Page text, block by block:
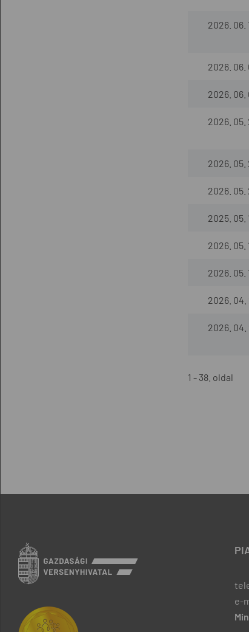
2026. 06.
2026. 06.
2026. 06.
2026. 05.
2026. 05.
2026. 05.
2025. 05.
2026. 05.
2026. 05.
2026. 04.
2026. 04.
1 - 38. oldal
e-